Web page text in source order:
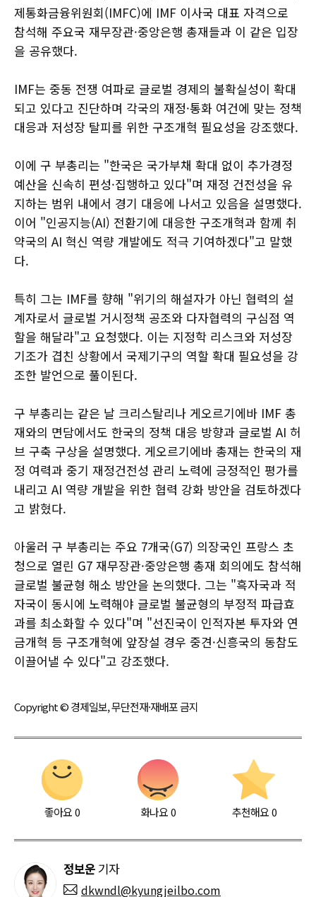
제통화금융위원회(IMFC)에 IMF 이사국 대표 자격으로
참석해 주요국 재무장관·중앙은행 총재들과 이 같은 입장
을 공유했다.
IMF는 중동 전쟁 여파로 글로벌 경제의 불확실성이 확대
되고 있다고 진단하며 각국의 재정·통화 여건에 맞는 정책
대응과 저성장 탈피를 위한 구조개혁 필요성을 강조했다.
이에 구 부총리는 "한국은 국가부채 확대 없이 추가경정
예산을 신속히 편성·집행하고 있다"며 재정 건전성을 유
지하는 범위 내에서 경기 대응에 나서고 있음을 설명했다.
이어 "인공지능(AI) 전환기에 대응한 구조개혁과 함께 취
약국의 AI 혁신 역량 개발에도 적극 기여하겠다"고 말했
다.
특히 그는 IMF를 향해 "위기의 해설자가 아닌 협력의 설
계자로서 글로벌 거시정책 공조와 다자협력의 구심점 역
할을 해달라"고 요청했다. 이는 지정학 리스크와 저성장
기조가 겹친 상황에서 국제기구의 역할 확대 필요성을 강
조한 발언으로 풀이된다.
구 부총리는 같은 날 크리스탈리나 게오르기에바 IMF 총
재와의 면담에서도 한국의 정책 대응 방향과 글로벌 AI 허
브 구축 구상을 설명했다. 게오르기에바 총재는 한국의 재
정 여력과 중기 재정건전성 관리 노력에 긍정적인 평가를
내리고 AI 역량 개발을 위한 협력 강화 방안을 검토하겠다
고 밝혔다.
아울러 구 부총리는 주요 7개국(G7) 의장국인 프랑스 초
청으로 열린 G7 재무장관·중앙은행 총재 회의에도 참석해
글로벌 불균형 해소 방안을 논의했다. 그는 "흑자국과 적
자국이 동시에 노력해야 글로벌 불균형의 부정적 파급효
과를 최소화할 수 있다"며 "선진국이 인적자본 투자와 연
금개혁 등 구조개혁에 앞장설 경우 중견·신흥국의 동참도
이끌어낼 수 있다"고 강조했다.
Copyright © 경제일보, 무단전재·재배포 금지
좋아요0 화나요0 추천해요 0
정보운 기자
dkwndl@kyungjeilbo.com